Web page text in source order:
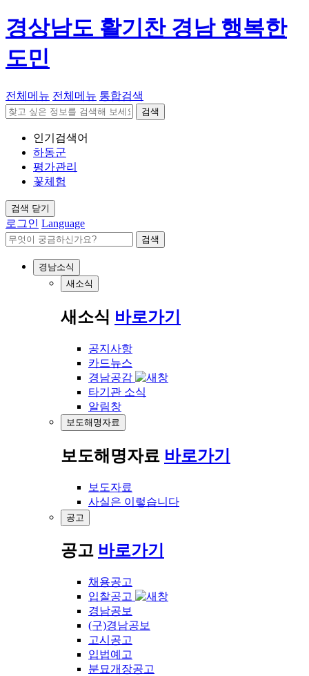
경상남도 활기찬 경남 행복한
도민
전체메뉴 전체메뉴 통합검색
검색
인기검색어
하동군
평가관리
꽃체험
검색 닫기
로그인 Language
검색
경남소식
새소식
새소식 바로가기
공지사항
카드뉴스
경남공감
타기관 소식
알림창
보도해명자료
보도해명자료 바로가기
보도자료
사실은 이렇습니다
공고
공고 바로가기
채용공고
입찰공고
경남공보
(구)경남공보
고시공고
입법예고
분묘개장공고